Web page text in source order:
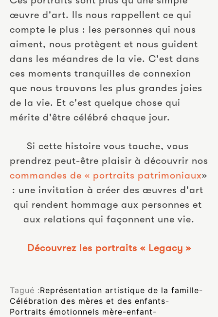
œuvre d'art. Ils nous rappellent ce qui
compte le plus : les personnes qui nous
aiment, nous protègent et nous guident
dans les méandres de la vie. C'est dans
ces moments tranquilles de connexion
que nous trouvons les plus grandes joies
de la vie. Et c'est quelque chose qui
mérite d'être célébré chaque jour.
Si cette histoire vous touche, vous
commandes de « portraits patrimoniaux»
: une invitation à créer des œuvres d'art
qui rendent hommage aux personnes et
aux relations qui façonnent une vie.
Découvrez les portraits « Legacy »
Tagué :Représentation artistique de la famille-
Célébration des mères et des enfants-
Portraits émotionnels mère-enfant-